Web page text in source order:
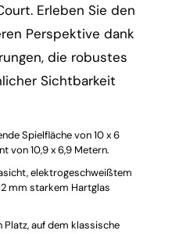
Erleben Sie den
Perspektive dank
die robustes
Sichtbarkeit
Spielfläche von 10 x 6
von 10,9 x 6,9 Metern.
elektrogeschweißtem
mm starkem Hartglas
Platz, auf dem klassische